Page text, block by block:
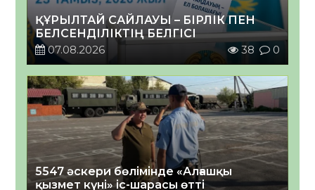
ҚҰРЫЛТАЙ САЙЛАУЫ – БІРЛІК ПЕН
БЕЛСЕНДІЛІКТІҢ БЕЛГІСІ
07.08.2026
38 0
5547 әскери бөлімінде «Алғашқы
қызмет күні» іс-шарасы өтті